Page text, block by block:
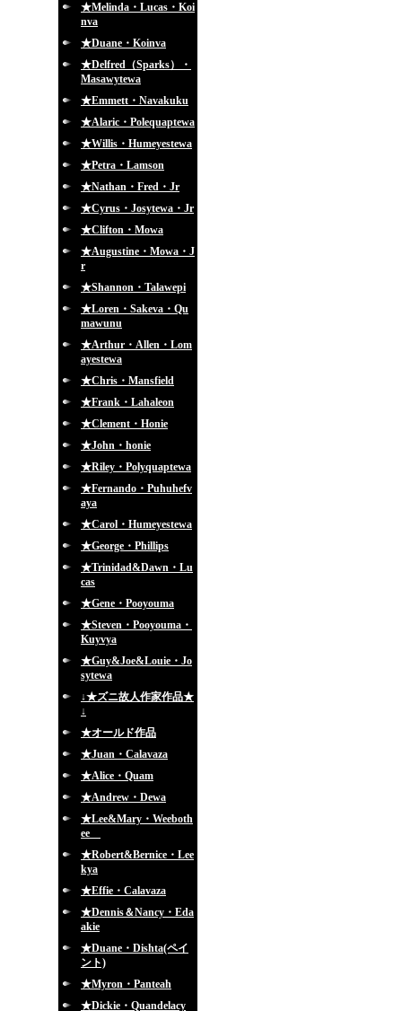
★Melinda・Lucas・Koi
nva
★Duane・Koinva
★Delfred（Sparks）・
Masawytewa
★Emmett・Navakuku
★Alaric・Polequaptewa
★Willis・Humeyestewa
★Petra・Lamson
★Nathan・Fred・Jr
★Cyrus・Josytewa・Jr
★Clifton・Mowa
★Augustine・Mowa・J
r
★Shannon・Talawepi
★Loren・Sakeva・Qu
mawunu
★Arthur・Allen・Lom
ayestewa
★Chris・Mansfield
★Frank・Lahaleon
★Clement・Honie
★John・honie
★Riley・Polyquaptewa
★Fernando・Puhuhefv
aya
★Carol・Humeyestewa
★George・Phillips
★Trinidad&Dawn・Lu
cas
★Gene・Pooyouma
★Steven・Pooyouma・
Kuyvya
★Guy&Joe&Louie・Jo
sytewa
↓★ズニ故人作家作品★
↓
★オールド作品
★Juan・Calavaza
★Alice・Quam
★Andrew・Dewa
★Lee&Mary・Weeboth
ee
★Robert&Bernice・Lee
kya
★Effie・Calavaza
★Dennis＆Nancy・Eda
akie
★Duane・Dishta(ペイ
ント)
★Myron・Panteah
★Dickie・Quandelacy